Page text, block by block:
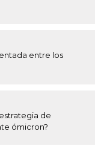
entre los
de
ómicron?